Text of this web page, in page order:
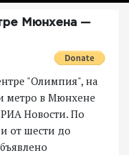
Мюнхена —
"Олимпия", на
метро в Мюнхене
Новости. По
от шести до